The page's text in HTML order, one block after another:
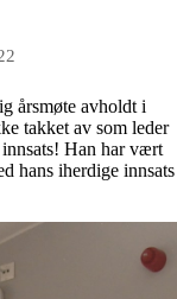
årsmøte avholdt i
takket av som leder
innsats! Han har vært
hans iherdige innsats